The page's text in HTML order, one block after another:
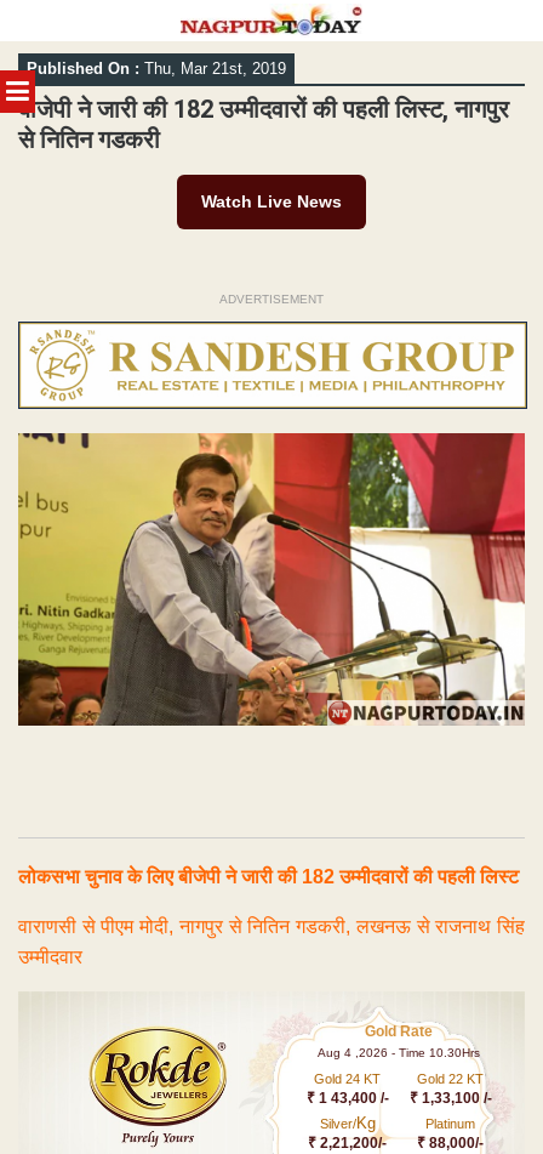
MENU
Skip
to
content
Published On : Thu, Mar 21st, 2019
बीजेपी ने जारी की 182 उम्मीदवारों की पहली लिस्ट, नागपुर
से नितिन गडकरी
Watch Live News
ADVERTISEMENT
लोकसभा चुनाव के लिए बीजेपी ने जारी की 182 उम्मीदवारों की पहली लिस्ट
वाराणसी से पीएम मोदी, नागपुर से नितिन गडकरी, लखनऊ से राजनाथ सिंह
उम्मीदवार
Gold Rate
Aug 4 ,2026 - Time 10.30Hrs
Gold 24 KT
₹ 1 43,400 /-
Gold 22 KT
₹ 1,33,100 /-
Silver/Kg
₹ 2,21,200/-
Platinum
₹ 88,000/-